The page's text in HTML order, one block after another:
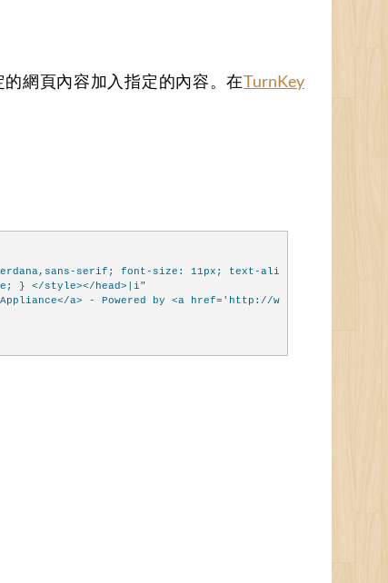
網頁內容加入指定的內容。在TurnKey
serif; font-size: 11px; text-ali
} </style></head>|i"
a> - Powered by <a href='http://w